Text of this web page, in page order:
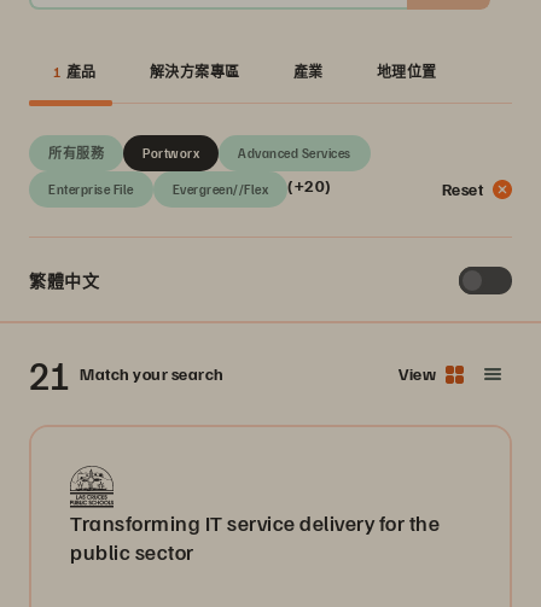
1 產品 解決方案專區 產業 地理位置
所有服務 Advanced Services
Enterprise File Evergreen//Flex
Portworx
(+20) Reset
繁體中文
21 Match your search View
Transforming IT service delivery for the
public sector